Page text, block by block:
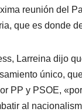
reunión del
que es donde
Larreina dijo
único,
PP y PSOE,
al